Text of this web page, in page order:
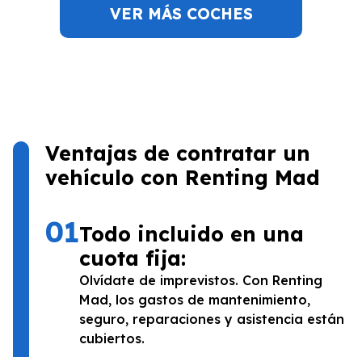
VER MÁS COCHES
Ventajas de contratar un
vehículo con Renting Mad
01Todo incluido en una
cuota fija:
Olvídate de imprevistos. Con Renting
Mad, los gastos de mantenimiento,
seguro, reparaciones y asistencia están
cubiertos.